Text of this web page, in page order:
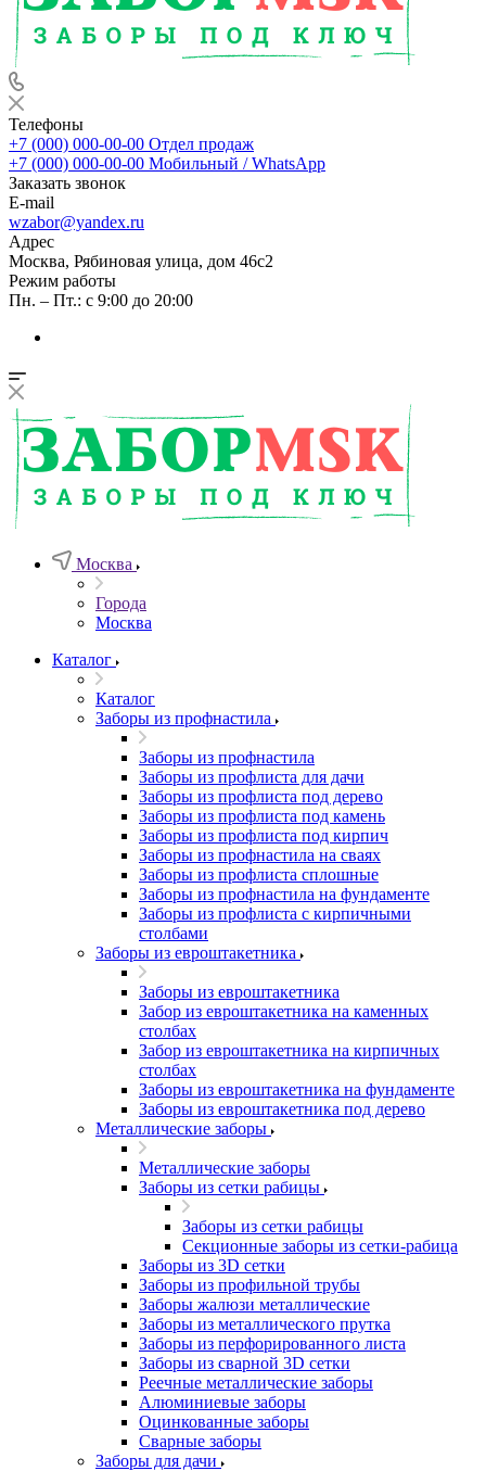
Телефоны
+7 (000) 000-00-00 Отдел продаж
+7 (000) 000-00-00 Мобильный / WhatsApp
Заказать звонок
E-mail
wzabor@yandex.ru
Адрес
Москва, Рябиновая улица, дом 46с2
Режим работы
Пн. – Пт.: с 9:00 до 20:00
Москва
Города
Москва
Каталог
Каталог
Заборы из профнастила
Заборы из профнастила
Заборы из профлиста для дачи
Заборы из профлиста под дерево
Заборы из профлиста под камень
Заборы из профлиста под кирпич
Заборы из профнастила на сваях
Заборы из профлиста сплошные
Заборы из профнастила на фундаменте
Заборы из профлиста с кирпичными
столбами
Заборы из евроштакетника
Заборы из евроштакетника
Забор из евроштакетника на каменных
столбах
Забор из евроштакетника на кирпичных
столбах
Заборы из евроштакетника на фундаменте
Заборы из евроштакетника под дерево
Металлические заборы
Металлические заборы
Заборы из сетки рабицы
Заборы из сетки рабицы
Секционные заборы из сетки-рабица
Заборы из 3D сетки
Заборы из профильной трубы
Заборы жалюзи металлические
Заборы из металлического прутка
Заборы из перфорированного листа
Заборы из сварной 3D сетки
Реечные металлические заборы
Алюминиевые заборы
Оцинкованные заборы
Сварные заборы
Заборы для дачи